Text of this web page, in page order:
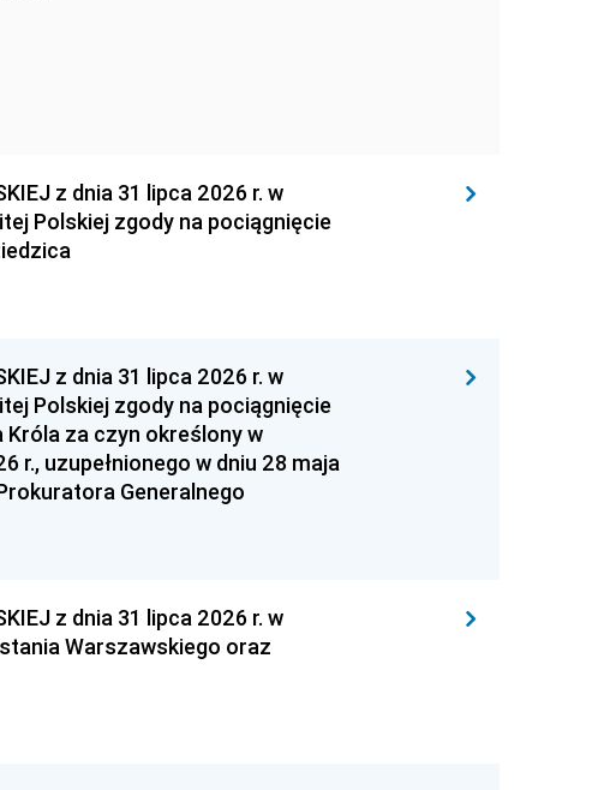
z dnia 31 lipca 2026 r. w
Polskiej zgody na pociągnięcie
z dnia 31 lipca 2026 r. w
Polskiej zgody na pociągnięcie
Króla za czyn określony w
r., uzupełnionego w dniu 28 maja
Generalnego
z dnia 31 lipca 2026 r. w
Warszawskiego oraz